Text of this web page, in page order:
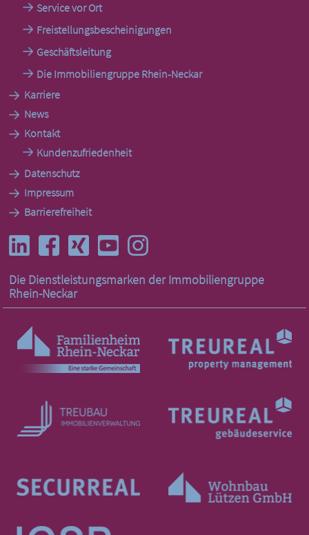
Service vor Ort
Freistellungsbescheinigungen
Geschäftsleitung
Die Immobiliengruppe Rhein-Neckar
Karriere
News
Kontakt
Kundenzufriedenheit
Datenschutz
Impressum
Barrierefreiheit
Die Dienstleistungs­marken der Immobilien­gruppe
Rhein-Neckar